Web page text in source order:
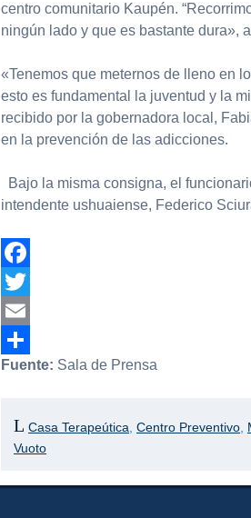
centro comunitario Kaupén.
ningún lado y que es bastante dura»,
«Tenemos que meternos de lleno en
esto es fundamental la juventud y la
recibido por la gobernadora local,
en la prevención de las adicciones.
Bajo la misma consigna, el
intendente ushuaiense, Federico
Facebook
Twitter
Email
Compartir
Fuente: Sala de Prensa
Casa Terapeútica ,Centro Preventivo
Vuoto